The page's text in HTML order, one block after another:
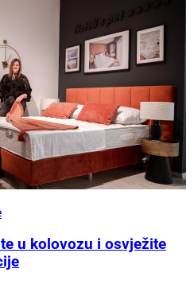
u kolovozu i osvježite